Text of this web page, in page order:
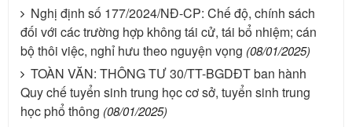
Nghị định số 177/2024/NĐ-CP: Chế độ, chính sách
đối với các trường hợp không tái cử, tái bổ nhiệm; cán
bộ thôi việc, nghỉ hưu theo nguyện vọng (08/01/2025)
TOÀN VĂN: THÔNG TƯ 30/TT-BGDĐT ban hành
Quy chế tuyển sinh trung học cơ sở, tuyển sinh trung
học phổ thông (08/01/2025)